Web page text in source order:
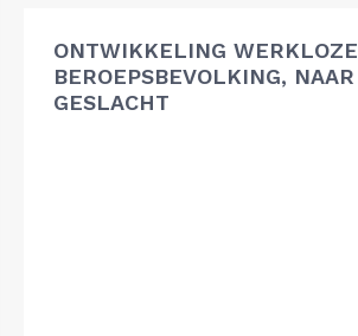
ONTWIKKELING WERKLOZE
BEROEPSBEVOLKING, NAAR
GESLACHT